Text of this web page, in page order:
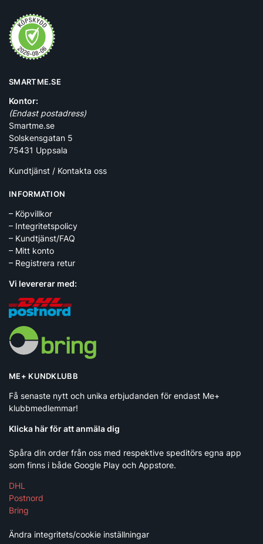
SMARTME.SE
Kontor:
(Endast postadress)
Smartme.se
Solskensgatan 5
75431 Uppsala
Kundtjänst / Kontakta oss
INFORMATION
– Köpvillkor
– Integritetspolicy
– Kundtjänst/FAQ
– Mitt konto
– Registrera retur
Vi levererar med:
ME+ KUNDKLUBB
Få senaste nytt och unika erbjudanden för endast Me+
klubbmedlemmar!
Klicka här för att anmäla dig
Spåra din order från oss med respektive speditörs egna app
som finns i både Google Play och Appstore.
DHL
Postnord
Bring
Ändra integritets/cookie inställningar